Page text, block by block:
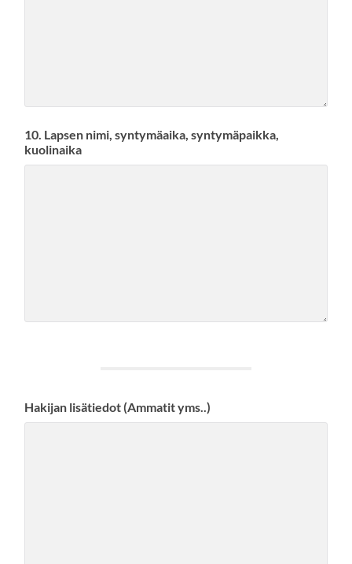
10. Lapsen nimi, syntymäaika, syntymäpaikka,
kuolinaika
Hakijan lisätiedot (Ammatit yms..)